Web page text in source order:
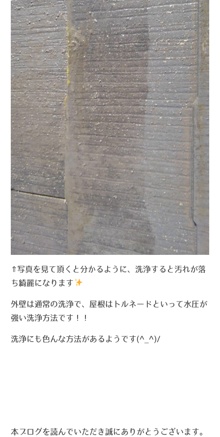
⇑写真を見て頂くと分かるように、洗浄すると汚れが落
ち綺麗になります
外壁は通常の洗浄で、屋根はトルネードといって水圧が
強い洗浄方法です！！
洗浄にも色んな方法があるようです(^_^)/
本ブログを読んでいただき誠にありがとうございます。